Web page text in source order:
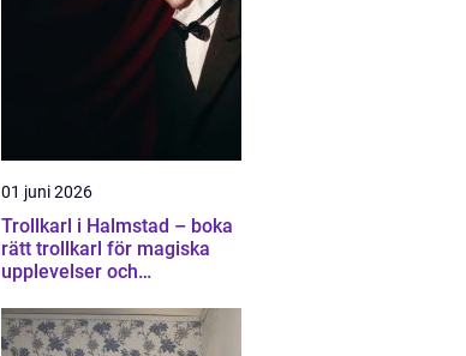
01 juni 2026
Trollkarl i Halmstad – boka
rätt trollkarl för magiska
upplevelser och